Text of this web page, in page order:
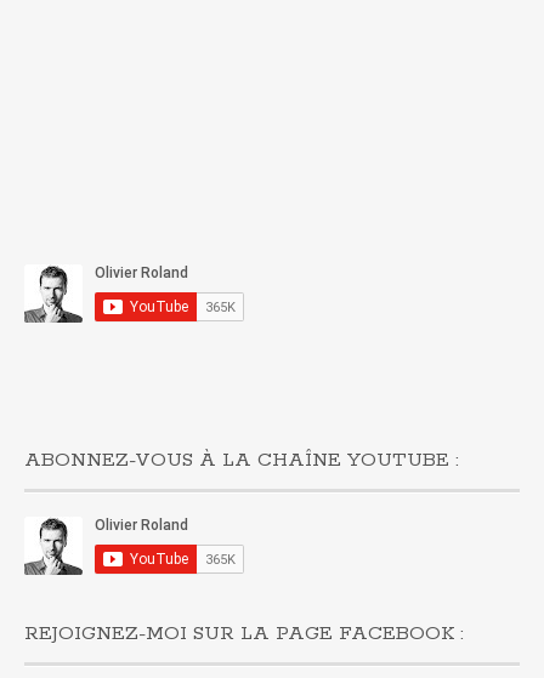
ABONNEZ-VOUS À LA CHAÎNE YOUTUBE :
REJOIGNEZ-MOI SUR LA PAGE FACEBOOK :